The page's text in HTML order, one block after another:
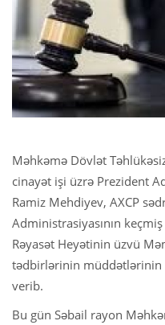
Məhkəmə Dövlət
cinayət işi üzrə Prezident
Ramiz Mehdiyev, AXCP
Administrasiyasının
Rəyasət Heyətinin üzvü
tədbirlərinin müddətlərinin
verib.
Bu gün Səbail rayon